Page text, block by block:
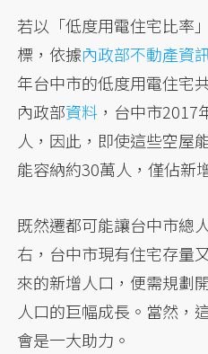
若以「低度用電住宅比率
標，依據內政部不動產資
年台中市的低度用電住宅
內政部資料 ，台中市2017
人，因此，即使這些空屋
能容納約30萬人，僅佔新
既然遷都可能讓台中市總
右，台中市現有住宅存量
來的新增人口，便需規劃
人口的巨幅成長。當然，
會是一大助力。